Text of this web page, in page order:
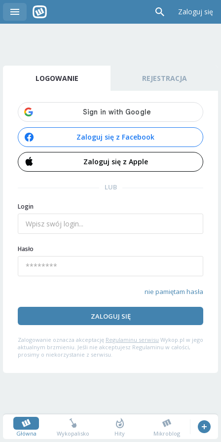
Zaloguj się
LOGOWANIE REJESTRACJA
Zaloguj się z Facebook
Zaloguj się z Apple
LUB
Login
Hasło
nie pamiętam hasła
ZALOGUJ SIĘ
Zalogowanie oznacza akceptację Regulaminu serwisu Wykop.pl w jego
aktualnym brzmieniu. Jeśli nie akceptujesz Regulaminu w całości,
prosimy o niekorzystanie z serwisu.
Główna Wykopalisko Hity Mikroblog